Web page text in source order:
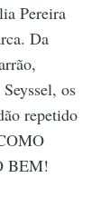
Pereira
Da
os
repetido
BEM!